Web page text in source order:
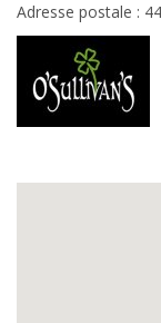
Adresse postale :